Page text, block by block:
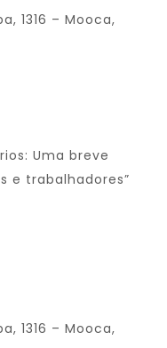
1316 – Mooca,
Uma breve
e trabalhadores”
1316 – Mooca,